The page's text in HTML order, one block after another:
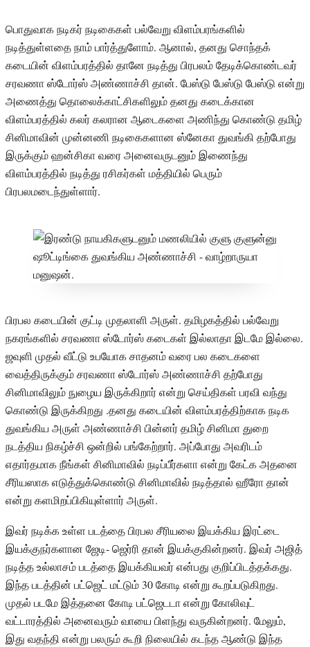
பொதுவாக நடிகர் நடிகைகள் பல்வேறு விளம்பரங்களில்
நடித்துள்ளதை நாம் பார்த்துளோம். ஆனால், தனது சொந்தக்
கடையின் விளம்பரத்தில் தானே நடித்து பிரபலம் தேடிக்கொண்டவர்
சரவணா ஸ்டோர்ஸ் அண்ணாச்சி தான். பேஸ்டு பேஸ்டு பேஸ்டு என்று
அணைத்து தொலைக்காட்சிகளிலும் தனது கடைக்கான
விளம்பரத்தில் கலர் கலரான ஆடைகளை அணிந்து கொண்டு தமிழ்
சினிமாவின் முன்னணி நடிகைகளான ஸ்னேகா துவங்கி தற்போது
இருக்கும் ஹன்சிகா வரை அனைவருடனும் இணைந்து
விளம்பரத்தில் நடித்து ரசிகர்கள் மத்தியில் பெரும்
பிரபலமடைந்துள்ளார்.
பிரபல கடையின் குட்டி முதலாளி அருள். தமிழகத்தில் பல்வேறு
நகரங்களில் சரவணா ஸ்டோர்ஸ் கடைகள் இல்லாதா இடமே இல்லை.
ஜவுளி முதல் வீட்டு உபயோக சாதனம் வரை பல கடைகளை
வைத்திருக்கும் சரவணா ஸ்டோர்ஸ் அண்ணாச்சி தற்போது
சினிமாவிலும் நுழைய இருக்கிறார் என்று செய்திகள் பரவி வந்து
கொண்டு இருக்கிறது .தனது கடையின் விளம்பரத்திற்காக நடிக
துவங்கிய அருள் அண்ணாச்சி பின்னர் தமிழ் சினிமா துறை
நடத்திய நிகழ்ச்சி ஒன்றில் பங்கேற்றார். அப்போது அவரிடம்
எதார்தமாக நீங்கள் சினிமாவில் நடிப்பீர்களா என்று கேட்க அதனை
சீரியஸாக எடுத்துக்கொண்டு சினிமாவில் நடித்தால் ஹீரோ தான்
என்று களமிறப்பிகியுள்ளார் அருள்.
இவர் நடிக்க உள்ள படத்தை பிரபல சீரியலை இயக்கிய இரட்டை
இயக்குநர்களான ஜேடி- ஜெர்ரி தான் இயக்குகின்றனர். இவர் அஜித்
நடித்த உல்லாசம் படத்தை இயக்கியவர் என்பது குறிப்பிடத்தக்கது.
இந்த படத்தின் பட்ஜெட் மட்டும் 30 கோடி என்று கூறப்படுகிறது.
முதல் படமே இத்தனை கோடி பட்ஜெடடா என்று கோலிவுட்
வட்டாரத்தில் அனைவரும் வாயை பிளந்து வருகின்றனர். மேலும்,
இது வதந்தி என்று பலரும் கூறி நிலையில் கடந்த ஆண்டு இந்த